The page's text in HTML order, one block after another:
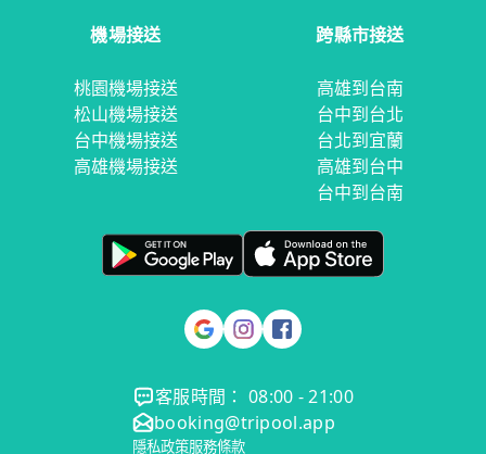
機場接送
桃園機場接送
松山機場接送
台中機場接送
高雄機場接送
跨縣市接送
高雄到台南
台中到台北
台北到宜蘭
高雄到台中
台中到台南
客服時間： 08:00 - 21:00
booking@tripool.app
隱私政策服務條款